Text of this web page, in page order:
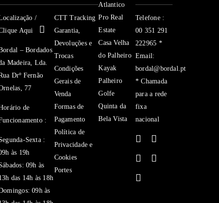
/
Aqui
– Bordados
Madeira, Lda.
Drº Fernão
77
de
:
Sexta :
às 19h
09h às
das 14h às 18h
09h às
CTT Tracking
Garantia,
Devoluções e
Trocas
Condições
Gerais de
Venda
Formas de
Pagamento
Política de
Privacidade e
Cookies
Portes
Atlantico
Pro Real
Estate
Casa Velha
do Palheiro
Kayak
Palheiro
Golfe
Quinta da
Bela Vista
Telefone :
00 351 291
222965 *
Email:
bordal@bordal.pt
* Chamada
para a rede
fixa
nacional